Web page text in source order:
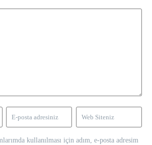
kullanılması için adım, e-posta adresim